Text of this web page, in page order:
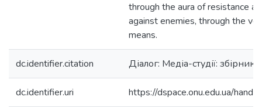
through the aura of resistance
against enemies, through the
means.
dc.identifier.citation Діалог: Медіа-студії:
dc.identifier.uri https://dspace.onu.edu.ua/